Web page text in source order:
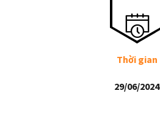
Thời gian
29/06/2024